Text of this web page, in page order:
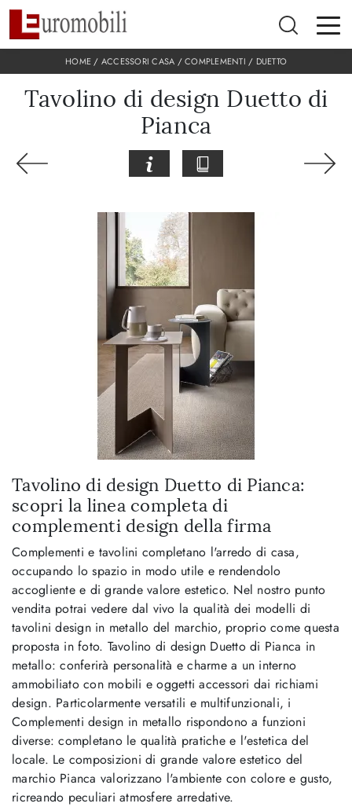
HOME / ACCESSORI CASA /COMPLEMENTI / DUETTO
Tavolino di design Duetto di
Pianca
Tavolino di design Duetto di Pianca:
scopri la linea completa di
complementi design della firma
Complementi e tavolini completano l'arredo di casa,
occupando lo spazio in modo utile e rendendolo
accogliente e di grande valore estetico. Nel nostro punto
vendita potrai vedere dal vivo la qualità dei modelli di
tavolini design in metallo del marchio, proprio come questa
proposta in foto. Tavolino di design Duetto di Pianca in
metallo: conferirà personalità e charme a un interno
ammobiliato con mobili e oggetti accessori dai richiami
design. Particolarmente versatili e multifunzionali, i
Complementi design in metallo rispondono a funzioni
diverse: completano le qualità pratiche e l'estetica del
locale. Le composizioni di grande valore estetico del
marchio Pianca valorizzano l'ambiente con colore e gusto,
ricreando peculiari atmosfere arredative.